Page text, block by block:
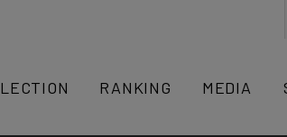
RANKING MEDIA
検索